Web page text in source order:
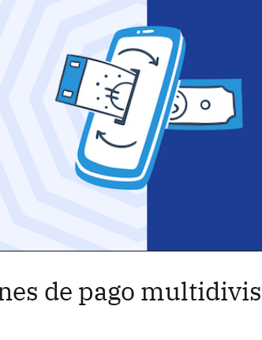
de pago